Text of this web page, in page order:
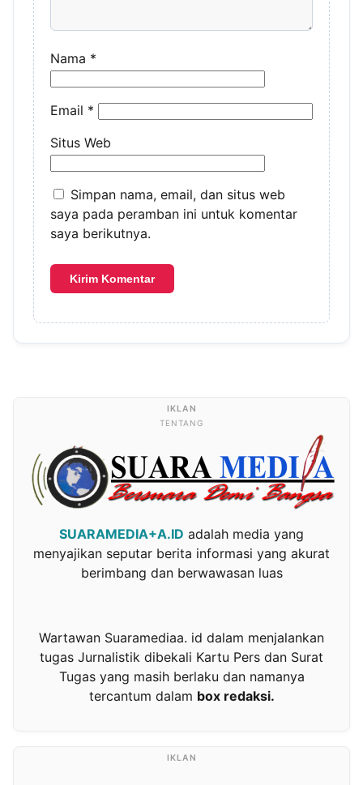
Nama *
Email *
Situs Web
Simpan nama, email, dan situs web
saya pada peramban ini untuk komentar
saya berikutnya.
TENTANG
SUARAMEDIA+A.ID adalah media yang
menyajikan seputar berita informasi yang akurat
berimbang dan berwawasan luas
Wartawan Suaramediaa. id dalam menjalankan
tugas Jurnalistik dibekali Kartu Pers dan Surat
Tugas yang masih berlaku dan namanya
tercantum dalam box redaksi.